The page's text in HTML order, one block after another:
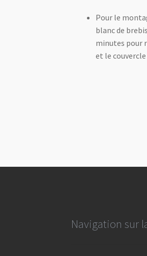
Pour le
blanc de
minutes pour
et le
Navigation sur